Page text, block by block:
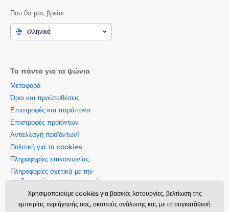
Που θα μας βρείτε
ελληνικά
Τα πάντα για τα ψώνια
Μεταφορά
Όροι και προϋποθέσεις
Επιστροφές και παράπονα
Επιστροφές προϊόντων
Ανταλλαγή προϊόντωνí
Πολιτική για τα cookies
Πληροφορίες επικοινωνίας
Πληροφορίες σχετικά με την
επεξεργασία των προσωπικών
δεδομένων
Σχετικά με την εταιρεία μας
Χρησιμοποιούμε cookies για βασικές λειτουργίες, βελτίωση της
εμπειρίας περιήγησής σας, σκοπούς ανάλυσης και, με τη συγκατάθεσή